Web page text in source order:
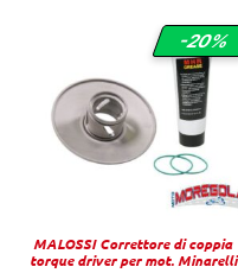
-20%
MALOSSI Correttore di coppia
torque driver per mot. Minarelli